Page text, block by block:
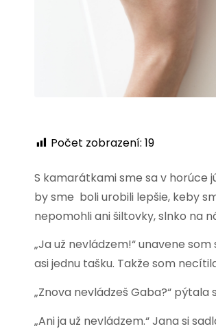
Počet zobrazení: 19
S kamarátkami sme sa v horúce
by sme boli urobili lepšie, keby
nepomohli ani šiltovky, slnko na
„Ja už nevládzem!“ unavene
asi jednu tašku. Takže som
„Znova nevládzeš Gaba?“ pýtala
„Ani ja už nevládzem.“ Jana si